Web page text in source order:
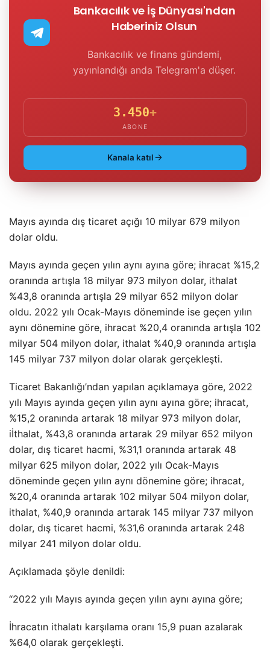
Bankacılık ve İş Dünyası'ndan
Haberiniz Olsun
Bankacılık ve finans gündemi,
yayınlandığı anda Telegram'a düşer.
3.450+
ABONE
Kanala katıl
Mayıs ayında dış ticaret açığı 10 milyar 679 milyon
dolar oldu.
Mayıs ayında geçen yılın aynı ayına göre; ihracat %15,2
oranında artışla 18 milyar 973 milyon dolar, ithalat
%43,8 oranında artışla 29 milyar 652 milyon dolar
oldu. 2022 yılı Ocak-Mayıs döneminde ise geçen yılın
aynı dönemine göre, ihracat %20,4 oranında artışla 102
milyar 504 milyon dolar, ithalat %40,9 oranında artışla
145 milyar 737 milyon dolar olarak gerçekleşti.
Ticaret Bakanlığı’ndan yapılan açıklamaya göre, 2022
yılı Mayıs ayında geçen yılın aynı ayına göre; ihracat,
%15,2 oranında artarak 18 milyar 973 milyon dolar,
iİthalat, %43,8 oranında artarak 29 milyar 652 milyon
dolar, dış ticaret hacmi, %31,1 oranında artarak 48
milyar 625 milyon dolar, 2022 yılı Ocak-Mayıs
döneminde geçen yılın aynı dönemine göre; ihracat,
%20,4 oranında artarak 102 milyar 504 milyon dolar,
ithalat, %40,9 oranında artarak 145 milyar 737 milyon
dolar, dış ticaret hacmi, %31,6 oranında artarak 248
milyar 241 milyon dolar oldu.
Açıklamada şöyle denildi:
“2022 yılı Mayıs ayında geçen yılın aynı ayına göre;
İhracatın ithalatı karşılama oranı 15,9 puan azalarak
%64,0 olarak gerçekleşti.